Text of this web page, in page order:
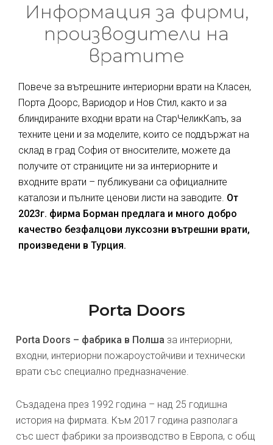
Информация за фирми,
производители на
вратите
Повече за вътрешните интериорни врати на Класен,
Порта Доорс, Вариодор и Нов Стил, както и за
блиндираните входни врати на СтарЧеликКапъ, за
техните цени и за моделите, които се поддържат на
склад в град София от вносителите, можете да
получите от страниците ни за интериорните и
входните врати – публикувани са официалните
каталози и пълните ценови листи на заводите. От
2023г. фирма Борман предлага и много добро
качество безфалцови луксозни вътрешни врати,
произведени в Турция.
Porta Doors
Porta Doors – фабрика в Полша за интериорни,
входни, интериорни пожароустойчиви и технически
врати със специално предназначение.
Създадена през 1992 година – над 25 годишна
история на фирмата. Към 2017 година разполага
със шест фабрики за производство в Европа, с общ